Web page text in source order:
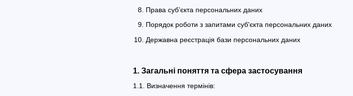
Права суб’єкта персональних даних
Порядок роботи з запитами суб'єкта персональних даних
Державна реєстрація бази персональних даних
1. Загальні поняття та сфера застосування
1.1. Визначення термінів: